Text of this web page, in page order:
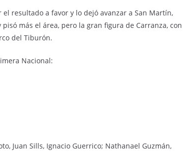
resultado a favor y lo dejó avanzar a San Martín,
más el área, pero la gran figura de Carranza, con
del Tiburón.
Nacional:
Juan Sills, Ignacio Guerrico; Nathanael Guzmán,